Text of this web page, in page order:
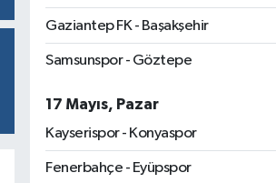
Gaziantep FK - Başakşehir
Samsunspor - Göztepe
17 Mayıs, Pazar
Kayserispor - Konyaspor
Fenerbahçe - Eyüpspor